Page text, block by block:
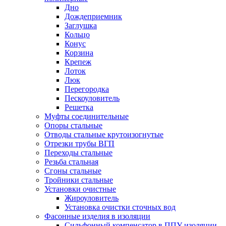
Дно
Дождеприемник
Заглушка
Кольцо
Конус
Корзина
Крепеж
Лоток
Люк
Перегородка
Пескоуловитель
Решетка
Муфты соединительные
Опоры стальные
Отводы стальные крутоизогнутые
Отрезки трубы ВГП
Переходы стальные
Резьба стальная
Сгоны стальные
Тройники стальные
Установки очистные
Жироуловитель
Установка очистки сточных вод
Фасонные изделия в изоляции